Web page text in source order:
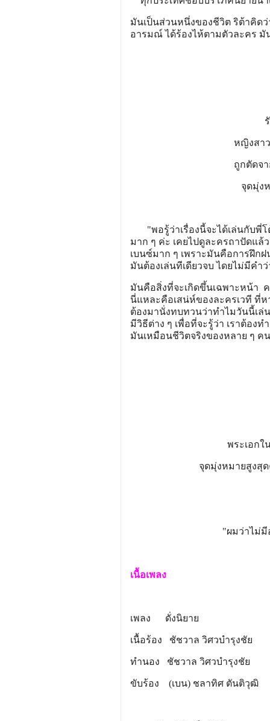
มันเป็นส่วนหนึ่งของชีวิต ริต้าคิด
อารมณ์ ได้ร้องไห้ตามตัวละคร
หญิงสาวแสน
ถูกตัดจากก
จุดมุ่ง
"พอรู้ว่าเรื่องนี้จะได้เล่นกับพี่โ
มาก ๆ ค่ะ เคยไปดูละครถาปัดแล้
เบนซ์มาก ๆ เพราะมันคือการฝึก
มันต้องเล่นทีเดียวจบ ไดยไม่มีค
มันคือสิ่งที่จะเกิดขึ้นเฉพาะหน้า
นี่แหละคือเสน่ห์ของละครเวที ที่
ต้องมานั่งทบทวนว่าทำไมวันนี้เล่
มีวิธีต่าง ๆ เพื่อที่จะรู้ว่า เราต้องท
มันเหมือนชีวิตจริงของหลาย ๆ ค
พระเอกใ
จุดมุ่งหมายสูงสุด
"ผมว่าไม่มีอ
เนื้อเพลง
เพลง ดั่งนิยาย
เนื้อร้อง ชัชวาล วิศวบำรุงชัย
ทำนอง ชัชวาล วิศวบำรุงชัย
ขับร้อง (เบน) ชลาทิศ ตันติวุฒิ